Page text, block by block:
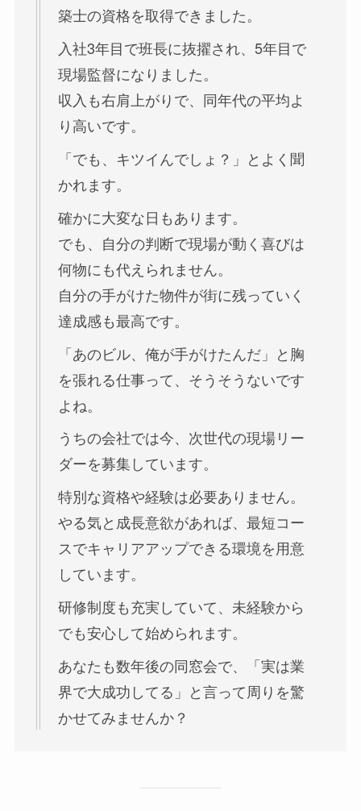
築士の資格を取得できました。
入社3年目で班長に抜擢され、5年目で
現場監督になりました。
収入も右肩上がりで、同年代の平均よ
り高いです。
「でも、キツイんでしょ？」とよく聞
かれます。
確かに大変な日もあります。
でも、自分の判断で現場が動く喜びは
何物にも代えられません。
自分の手がけた物件が街に残っていく
達成感も最高です。
「あのビル、俺が手がけたんだ」と胸
を張れる仕事って、そうそうないです
よね。
うちの会社では今、次世代の現場リー
ダーを募集しています。
特別な資格や経験は必要ありません。
やる気と成長意欲があれば、最短コー
スでキャリアアップできる環境を用意
しています。
研修制度も充実していて、未経験から
でも安心して始められます。
あなたも数年後の同窓会で、「実は業
界で大成功してる」と言って周りを驚
かせてみませんか？